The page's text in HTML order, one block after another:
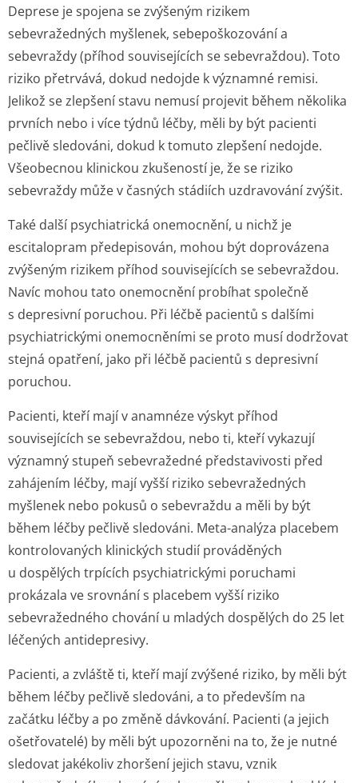
Deprese je spojena se zvýšeným rizikem
sebevražedných myšlenek, sebepoškozování a
sebevraždy (příhod souvisejících se sebevraždou). Toto
riziko přetrvává, dokud nedojde k významné remisi.
Jelikož se zlepšení stavu nemusí projevit během několika
prvních nebo i více týdnů léčby, měli by být pacienti
pečlivě sledováni, dokud k tomuto zlepšení nedojde.
Všeobecnou klinickou zkušeností je, že se riziko
sebevraždy může v časných stádiích uzdravování zvýšit.
Také další psychiatrická onemocnění, u nichž je
escitalopram předepisován, mohou být doprovázena
zvýšeným rizikem příhod souvisejících se sebevraždou.
Navíc mohou tato onemocnění probíhat společně
s depresivní poruchou. Při léčbě pacientů s dalšími
psychiatrickými onemocněními se proto musí dodržovat
stejná opatření, jako při léčbě pacientů s depresivní
poruchou.
Pacienti, kteří mají v anamnéze výskyt příhod
souvisejících se sebevraždou, nebo ti, kteří vykazují
významný stupeň sebevražedné představivosti před
zahájením léčby, mají vyšší riziko sebevražedných
myšlenek nebo pokusů o sebevraždu a měli by být
během léčby pečlivě sledováni. Meta-analýza placebem
kontrolovaných klinických studií prováděných
u dospělých trpících psychiatrickými poruchami
prokázala ve srovnání s placebem vyšší riziko
sebevražedného chování u mladých dospělých do 25 let
léčených antidepresivy.
Pacienti, a zvláště ti, kteří mají zvýšené riziko, by měli být
během léčby pečlivě sledováni, a to především na
začátku léčby a po změně dávkování. Pacienti (a jejich
ošetřovatelé) by měli být upozorněni na to, že je nutné
sledovat jakékoliv zhoršení jejich stavu, vznik